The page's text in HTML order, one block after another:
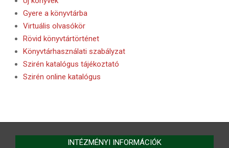
Gyere a könyvtárba
Virtuális olvasókör
Rövid könyvtártörténet
Könyvtárhasználati szabályzat
Szirén katalógus tájékoztató
Szirén online katalógus
INTÉZMÉNYI INFORMÁCIÓK